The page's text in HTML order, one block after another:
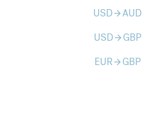
USDarrow_forwardAUD
USDarrow_forward GBP
EURarrow_forward GBP